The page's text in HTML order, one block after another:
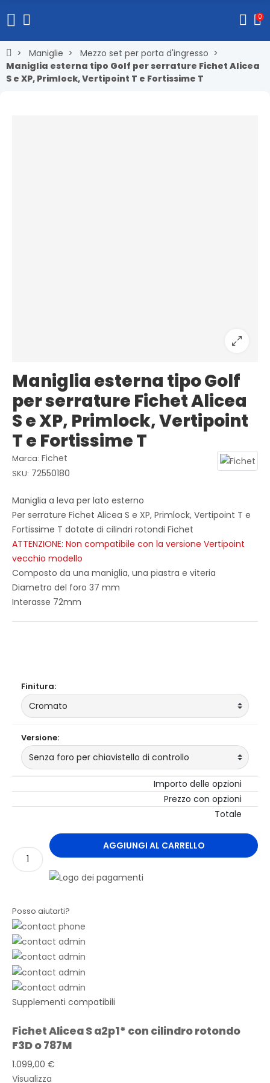
0
Maniglie
Mezzo set per porta d'ingresso
Maniglia esterna tipo Golf per serrature Fichet Alicea
S e XP, Primlock, Vertipoint T e Fortissime T
Maniglia esterna tipo Golf
per serrature Fichet Alicea
S e XP, Primlock, Vertipoint
T e Fortissime T
Marca: Fichet
SKU: 72550180
Maniglia a leva per lato esterno
Per serrature Fichet Alicea S e XP, Primlock, Vertipoint T e
Fortissime T dotate di cilindri rotondi Fichet
ATTENZIONE: Non compatibile con la versione Vertipoint
vecchio modello
Composto da una maniglia, una piastra e viteria
Diametro del foro 37 mm
Interasse 72mm
Finitura:
Versione:
Importo delle opzioni
Prezzo con opzioni
Totale
AGGIUNGI AL CARRELLO
Posso aiutarti?
Supplementi compatibili
Fichet Alicea S a2p1* con cilindro rotondo
F3D o 787M
1.099,00 €
Visualizza